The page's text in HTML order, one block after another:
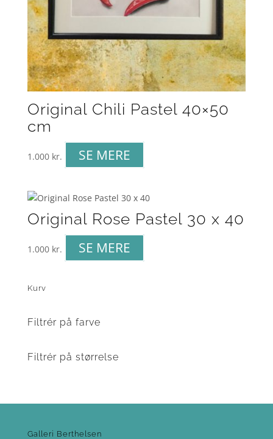
Original Chili Pastel 40×50
cm
1.000 kr. SE MERE
Original Rose Pastel 30 x 40
1.000 kr. SE MERE
Kurv
Filtrér på farve
Filtrér på størrelse
Galleri Berthelsen